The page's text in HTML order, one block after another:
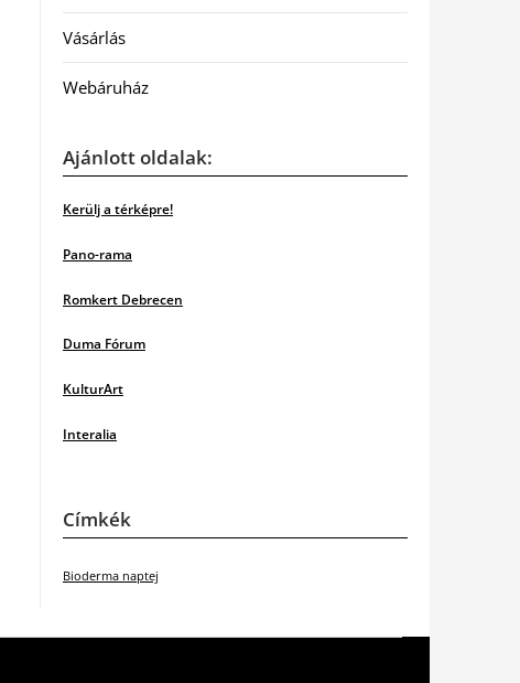
Vásárlás
Webáruház
Ajánlott oldalak:
Kerülj a térképre!
Pano-rama
Romkert Debrecen
Duma Fórum
KulturArt
Interalia
Címkék
Bioderma naptej